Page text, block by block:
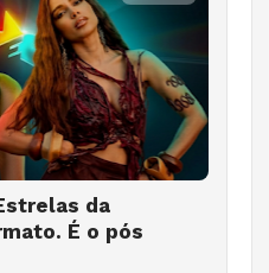
da
É o pós